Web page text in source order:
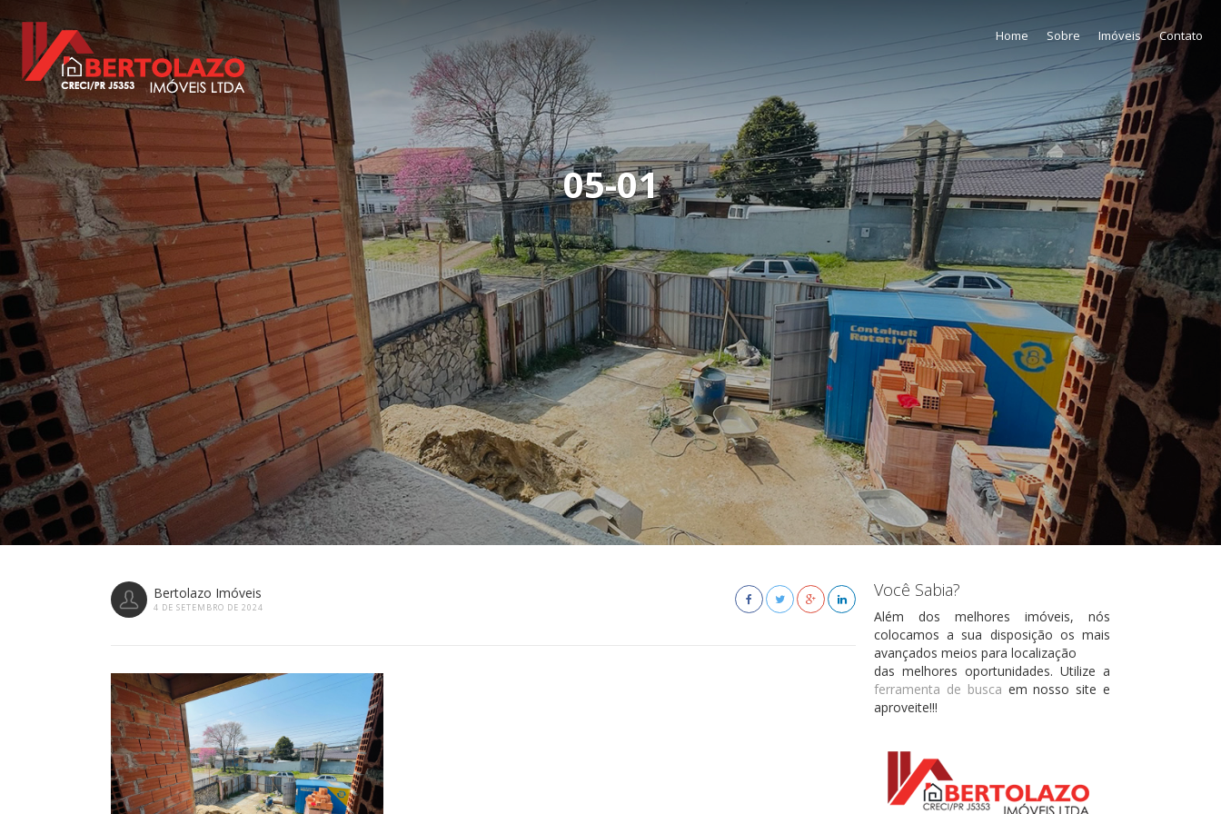
05-01
Home Sobre Imóveis Contato
Bertolazo Imóveis
4 DE SETEMBRO DE 2024
Você Sabia?
Além dos melhores imóveis, nós
colocamos a sua disposição os mais
avançados meios para localização
das melhores oportunidades. Utilize a
ferramenta de busca em nosso site e
aproveite!!!